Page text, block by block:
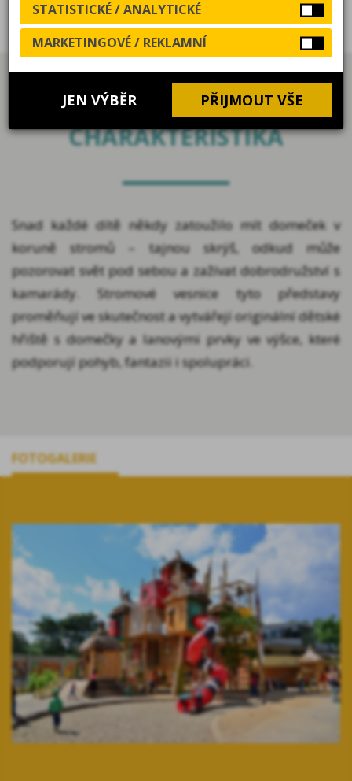
STROMOVÉ VESNICE
CHARAKTERISTIKA
Snad každé dítě někdy zatoužilo mít domeček v
koruně stromů – tajnou skrýš, odkud může
pozorovat svět pod sebou a zažívat dobrodružství s
kamarády. Stromové vesnice tyto představy
proměňují ve skutečnost a vytvářejí originální dětské
hřiště s domečky a lanovými prvky ve výšce, které
podporují pohyb, fantazii i spolupráci.
FOTOGALERIE
STATISTICKÉ / ANALYTICKÉ
MARKETINGOVÉ / REKLAMNÍ
JEN VÝBĚR PŘIJMOUT VŠE